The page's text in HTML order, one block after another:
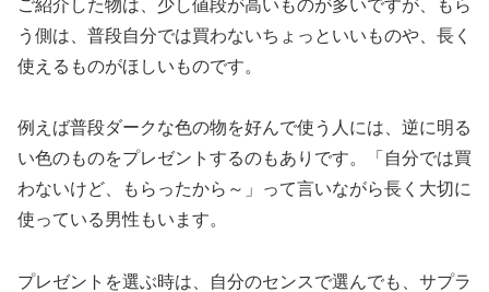
ご紹介した物は、少し値段が高いものが多いですが、もら
う側は、普段自分では買わないちょっといいものや、長く
使えるものがほしいものです。
例えば普段ダークな色の物を好んで使う人には、逆に明る
い色のものをプレゼントするのもありです。「自分では買
わないけど、もらったから～」って言いながら長く大切に
使っている男性もいます。
プレゼントを選ぶ時は、自分のセンスで選んでも、サプラ